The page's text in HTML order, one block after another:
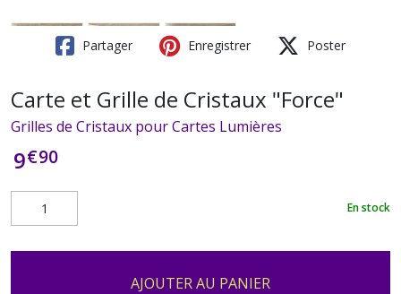
Partager Enregistrer Poster
Carte et Grille de Cristaux "Force"
Grilles de Cristaux pour Cartes Lumières
9€90
En stock
AJOUTER AU PANIER